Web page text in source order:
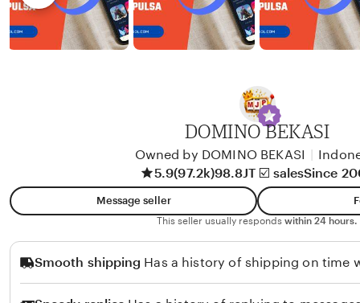
d
e
l
o
DOMINO BEKASI
Owned by DOMINO BEKASI
5.9(97.2k)98.8JT ☑️ salesSince
Message seller
This seller usually responds within 24 hours.
Smooth shipping Has a history of shipping on time